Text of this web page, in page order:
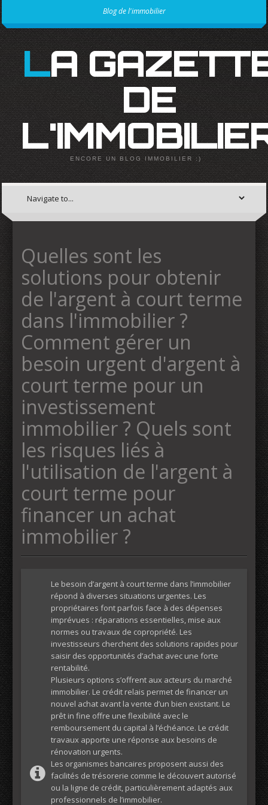
Blog de l'immobilier
LA GAZETTE
DE
ENCORE UN BLOG IMMOBILIER :)
Quelles sont les
solutions pour obtenir
de l'argent à court terme
dans l'immobilier ?
Comment gérer un
besoin urgent d'argent à
court terme pour un
investissement
immobilier ? Quels sont
les risques liés à
l'utilisation de l'argent à
court terme pour
financer un achat
immobilier ?
Le besoin d’argent à court terme dans l’immobilier
répond à diverses situations urgentes. Les
propriétaires font parfois face à des dépenses
imprévues : réparations essentielles, mise aux
normes ou travaux de copropriété. Les
investisseurs cherchent des solutions rapides pour
saisir des opportunités d’achat avec une forte
rentabilité.
Plusieurs options s’offrent aux acteurs du marché
immobilier. Le crédit relais permet de financer un
nouvel achat avant la vente d’un bien existant. Le
prêt in fine offre une flexibilité avec le
remboursement du capital à l’échéance. Le crédit
travaux apporte une réponse aux besoins de
rénovation urgents.
Les organismes bancaires proposent aussi des
facilités de trésorerie comme le découvert autorisé
ou la ligne de crédit, particulièrement adaptés aux
professionnels de l’immobilier.